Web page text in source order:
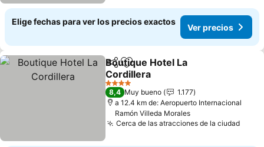
Elige fechas para ver los precios exactos
Ver precios
CompartirAgregar a favoritos
Boutique Hotel La
Cordillera
4 Estrellas
8,4 Muy bueno
1.177
a 12.4 km de: Aeropuerto Internacional
Ramón Villeda Morales
Cerca de las atracciones de la ciudad